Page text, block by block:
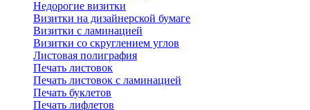
Недорогие визитки
Визитки на дизайнерской бумаге
Визитки с ламинацией
Визитки со скруглением углов
Листовая полиграфия
Печать листовок
Печать листовок с ламинацией
Печать буклетов
Печать лифлетов